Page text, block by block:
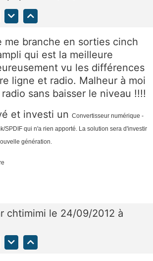
me branche en sorties cinch
qui est la meilleure
vu les différences
ligne et radio. Malheur à moi
sans baisser le niveau !!!!
et investi un Convertisseur numérique -
SPDIF qui n'a rien apporté. La solution sera d'investir
génération.
chtimimi le 24/09/2012 à